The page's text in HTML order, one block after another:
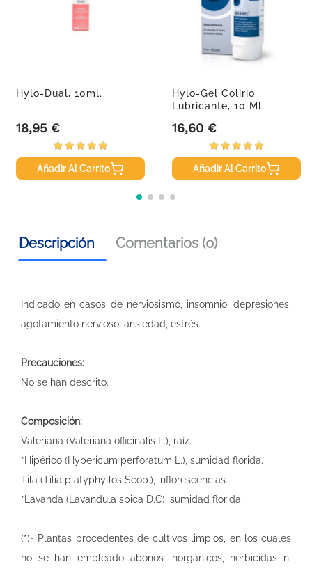
Hylo-Dual, 10ml.
Precio
18,95 €
Añadir Al Carrito
Hylo-Gel Colirio
Lubricante, 10 Ml
Precio
16,60 €
Añadir Al Carrito
Descripción Comentarios (0)
Indicado en casos de nerviosismo, insomnio, depresiones,
agotamiento nervioso, ansiedad, estrés.
Precauciones:
No se han descrito.
Composición:
Valeriana (Valeriana officinalis L.), raíz.
*Hipérico (Hypericum perforatum L.), sumidad florida.
Tila (Tilia platyphyllos Scop.), inflorescencias.
*Lavanda (Lavandula spica D.C), sumidad florida.
(*)= Plantas procedentes de cultivos limpios, en los cuales
no se han empleado abonos inorgánicos, herbicidas ni